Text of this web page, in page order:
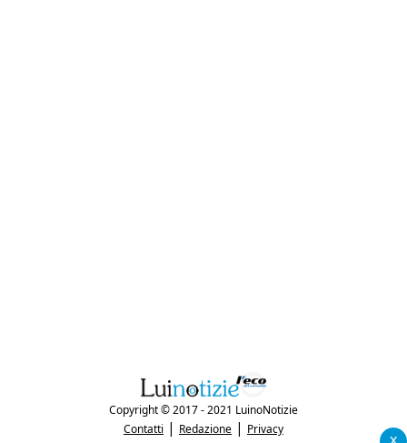
Copyright © 2017 - 2021 LuinoNotizie
Contatti | Redazione | Privacy